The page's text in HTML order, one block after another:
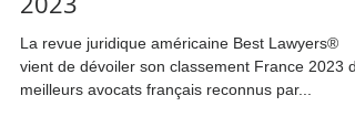
Le Cabinet Artlex distingué par
The Best Lawyers® France
2023